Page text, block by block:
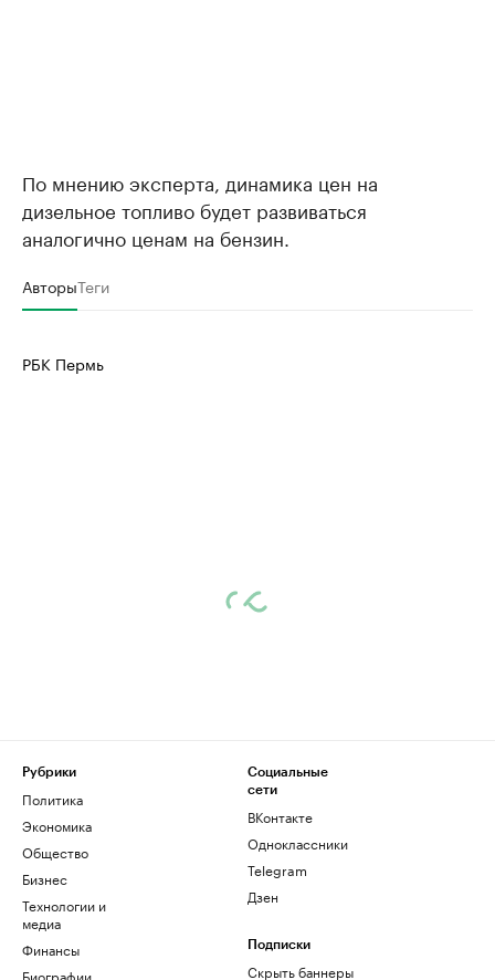
По мнению эксперта, динамика цен на
дизельное топливо будет развиваться
аналогично ценам на бензин.
АвторыТеги
РБК Пермь
Рубрики
Политика
Экономика
Общество
Бизнес
Технологии и
медиа
Финансы
Биографии
Социальные
сети
ВКонтакте
Одноклассники
Telegram
Дзен
Подписки
Скрыть баннеры